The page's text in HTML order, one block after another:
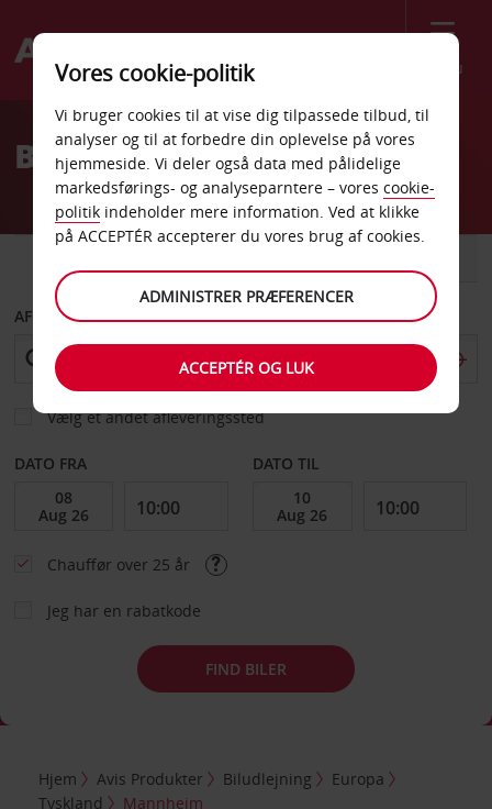
Menu
Welcome
AvisBilleje Mannheim
AFHENT FRA
Vælg et andet afleveringssted
DATO FRA DATO TIL
Chauffør over 25 år
Jeg har en rabatkode
FIND BILER
Hjem Avis Produkter Biludlejning
Europa
Tyskland
Mannheim
Vores cookie-politik
Vi bruger cookies til at vise dig tilpassede tilbud, til
analyser og til at forbedre din oplevelse på vores
hjemmeside. Vi deler også data med pålidelige
markedsførings- og analyseparntere – vores cookie-
politik indeholder mere information. Ved at klikke
på ACCEPTÉR accepterer du vores brug af cookies.
ADMINISTRER PRÆFERENCER
ACCEPTÉR OG LUK